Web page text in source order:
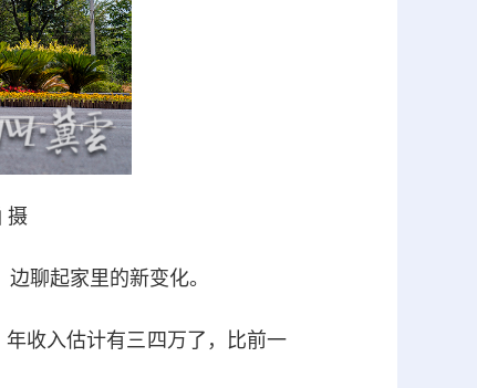
摄
聊起家里的新变化。
收入估计有三四万了，比前一